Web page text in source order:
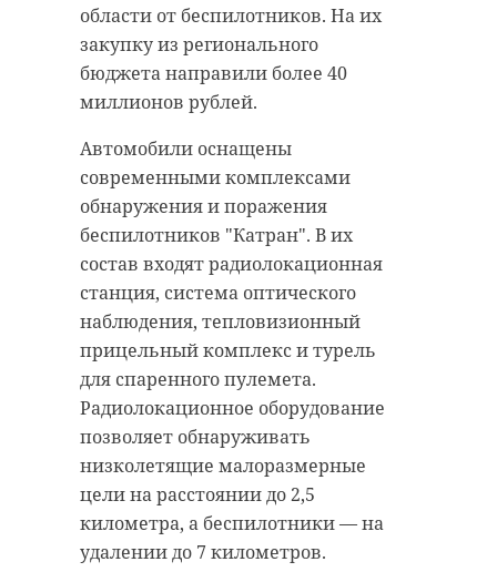
области от беспилотников. На их
закупку из регионального
бюджета направили более 40
миллионов рублей.
Автомобили оснащены
современными комплексами
обнаружения и поражения
беспилотников "Катран". В их
состав входят радиолокационная
станция, система оптического
наблюдения, тепловизионный
прицельный комплекс и турель
для спаренного пулемета.
Радиолокационное оборудование
позволяет обнаруживать
низколетящие малоразмерные
цели на расстоянии до 2,5
километра, а беспилотники — на
удалении до 7 километров.